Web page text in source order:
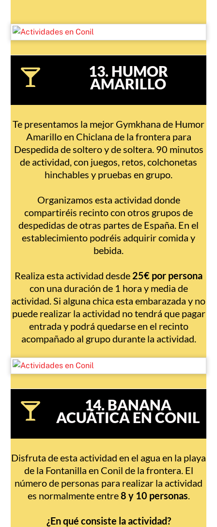
13. HUMOR
AMARILLO
Te presentamos la mejor Gymkhana de Humor
Amarillo en Chiclana de la frontera para
Despedida de soltero y de soltera. 90 minutos
de actividad, con juegos, retos, colchonetas
hinchables y pruebas en grupo.
Organizamos esta actividad donde
compartiréis recinto con otros grupos de
despedidas de otras partes de España. En el
establecimiento podréis adquirir comida y
bebida.
Realiza esta actividad desde 25€ por persona
con una duración de 1 hora y media de
actividad. Si alguna chica esta embarazada y no
puede realizar la actividad no tendrá que pagar
entrada y podrá quedarse en el recinto
acompañado al grupo durante la actividad.
14. BANANA
ACUÁTICA EN CONIL
Disfruta de esta actividad en el agua en la playa
de la Fontanilla en Conil de la frontera. El
número de personas para realizar la actividad
es normalmente entre8 y 10 personas.
¿En qué consiste la actividad?